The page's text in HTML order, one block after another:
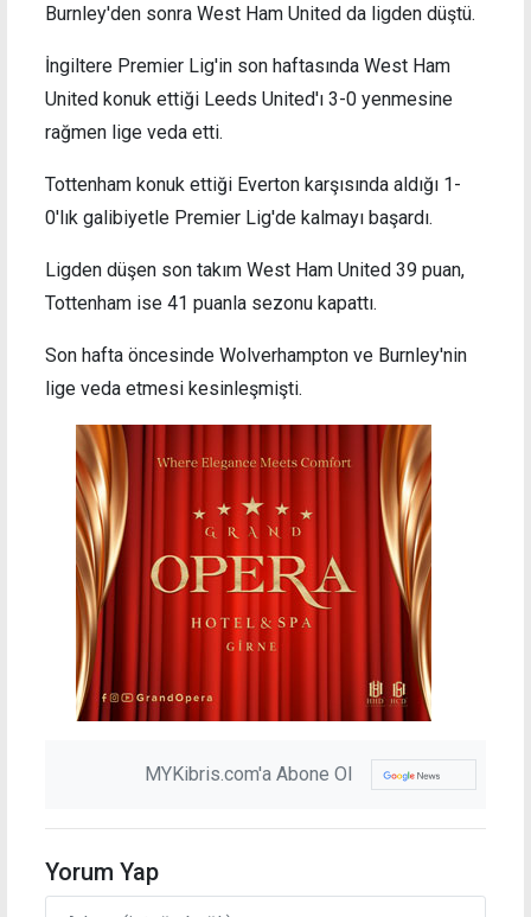
Burnley'den sonra West Ham United da ligden düştü.
İngiltere Premier Lig'in son haftasında West Ham
United konuk ettiği Leeds United'ı 3-0 yenmesine
rağmen lige veda etti.
Tottenham konuk ettiği Everton karşısında aldığı 1-
0'lık galibiyetle Premier Lig'de kalmayı başardı.
Ligden düşen son takım West Ham United 39 puan,
Tottenham ise 41 puanla sezonu kapattı.
Son hafta öncesinde Wolverhampton ve Burnley'nin
lige veda etmesi kesinleşmişti.
MYKibris.com'a Abone Ol
Yorum Yap